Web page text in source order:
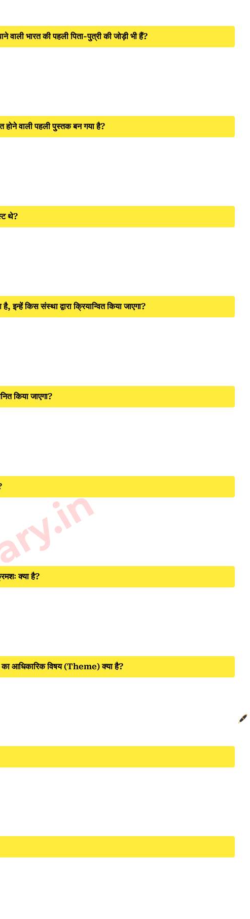
वाली भारत की पहली पिता-पुत्री की जोड़ी भी हैं?
वाली पहली पुस्तक बन गया है?
थे?
किस संस्था द्वारा क्रियान्वित किया जाएगा?
किया जाएगा?
क्या है?
आधिकारिक विषय (Theme) क्या है?